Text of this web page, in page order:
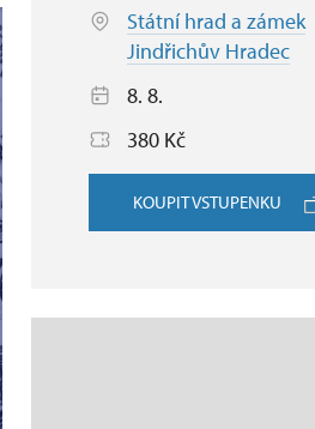
Státní hrad a zámek
Jindřichův Hradec
8. 8.
380 Kč
KOUPIT VSTUPENKU